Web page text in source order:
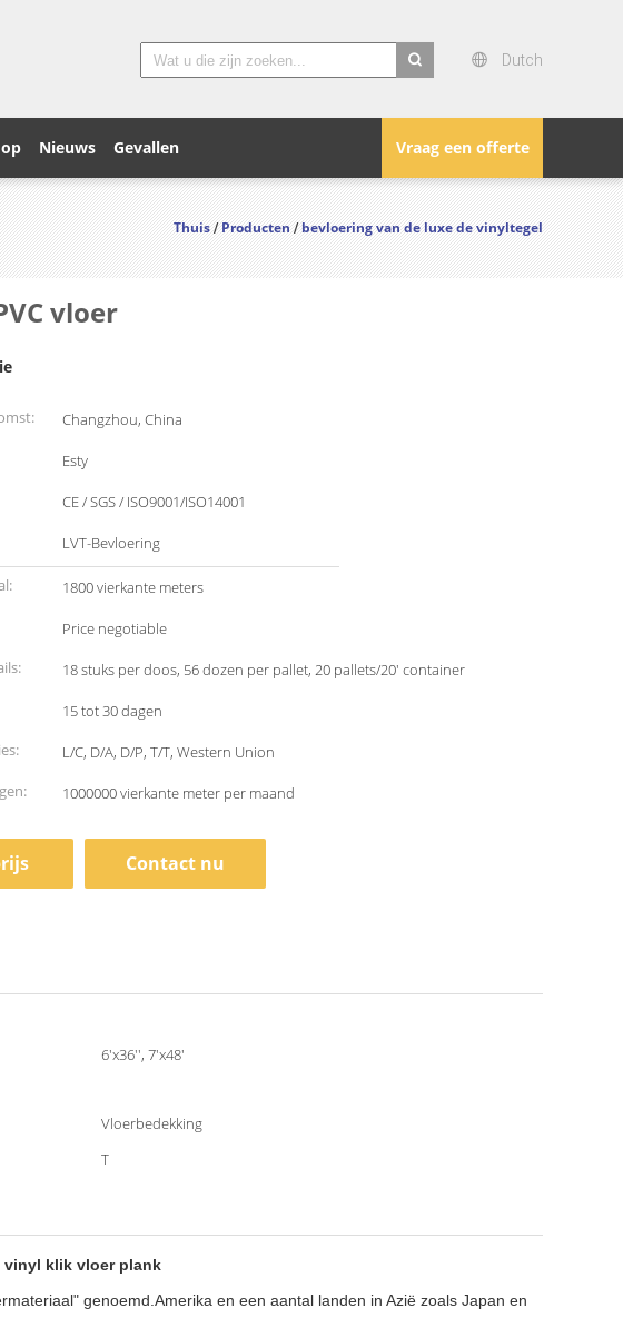
Dutch
Vraag een offerte
Nieuws Gevallen
Thuis /Producten/bevloering van de luxe de vinyltegel
vloer
Changzhou, China
Esty
CE / SGS / ISO9001/ISO14001
LVT-Bevloering
1800 vierkante meters
Price negotiable
18 stuks per doos, 56 dozen per pallet, 20 pallets/20' container
15 tot 30 dagen
L/C, D/A, D/P, T/T, Western Union
1000000 vierkante meter per maand
Contact nu
6'x36'', 7'x48'
Vloerbedekking
T
vinyl klik vloer plank
genoemd.Amerika en een aantal landen in Azië zoals Japan en